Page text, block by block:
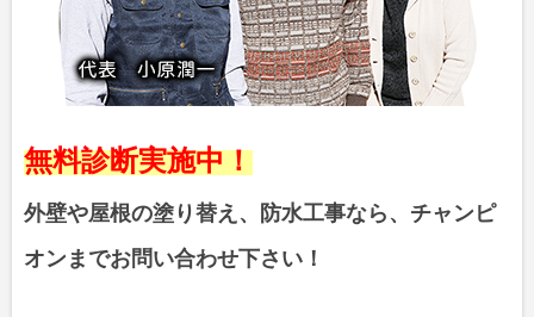
無料診断実施中！
外壁や屋根の塗り替え、防水工事なら、チャンピ
オンまでお問い合わせ下さい！